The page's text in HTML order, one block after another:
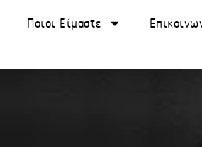
Ποιοι Είμαστε